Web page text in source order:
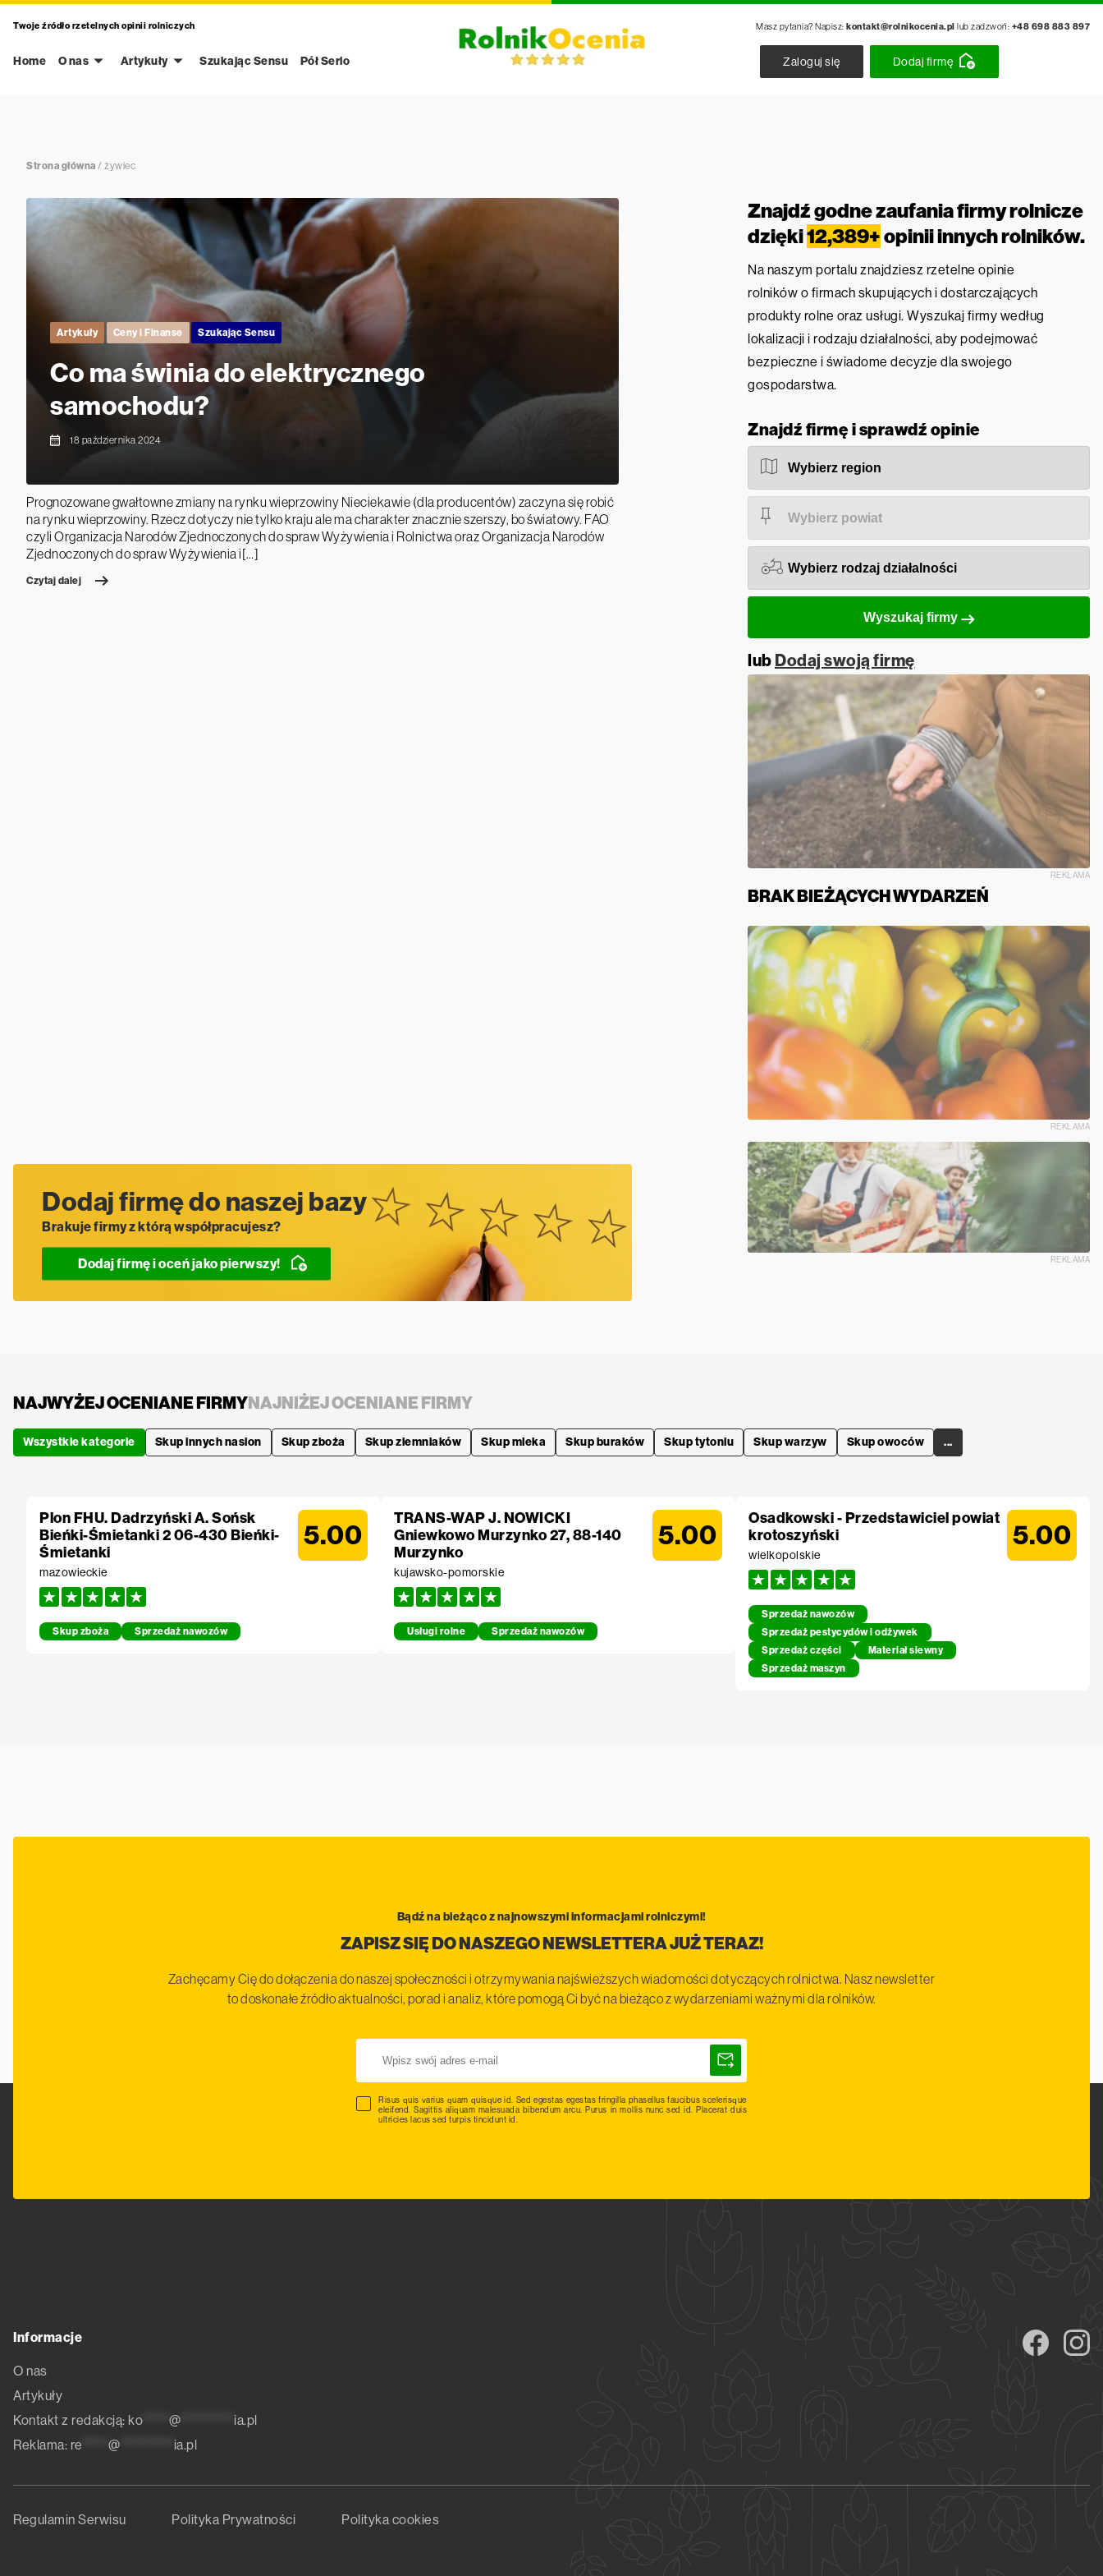
Twoje źródło rzetelnych opinii rolniczych
Home O nas Artykuły Szukając Sensu Pół Serio
Masz pytania? Napisz: kontakt@rolnikocenia.pl lub zadzwoń: +48 698 883 897
Zaloguj się Dodaj firmę
Strona główna / żywiec
Artykuły Ceny i Finanse Szukając Sensu
Co ma świnia do elektrycznego
samochodu?
18 października 2024
Prognozowane gwałtowne zmiany na rynku wieprzowiny Nieciekawie (dla producentów) zaczyna się robić
na rynku wieprzowiny. Rzecz dotyczy nie tylko kraju ale ma charakter znacznie szerszy, bo światowy. FAO
czyli Organizacja Narodów Zjednoczonych do spraw Wyżywienia i Rolnictwa oraz Organizacja Narodów
Zjednoczonych do spraw Wyżywienia i[…]
Czytaj dalej
Znajdź godne zaufania firmy rolnicze
dzięki12,389+opinii innych rolników.
Na naszym portalu znajdziesz rzetelne opinie
rolników o firmach skupujących i dostarczających
produkty rolne oraz usługi. Wyszukaj firmy według
lokalizacji i rodzaju działalności, aby podejmować
bezpieczne i świadome decyzje dla swojego
gospodarstwa.
Znajdź firmę i sprawdź opinie
Wyszukaj firmy
lub Dodaj swoją firmę
REKLAMA
BRAK BIEŻĄCYCH WYDARZEŃ
REKLAMA
Dodaj firmę do naszej bazy
Brakuje firmy z którą współpracujesz?
Dodaj firmę i oceń jako pierwszy! REKLAMA
NAJWYŻEJ OCENIANE FIRMY NAJNIŻEJ OCENIANE FIRMY
Wszystkie kategorie Skup innych nasion Skup zboża Skup ziemniaków Skup mleka Skup buraków Skup tytoniu Skup warzyw Skup owoców ...
Plon FHU. Dadrzyński A. Sońsk
Bieńki-Śmietanki 2 06-430 Bieńki-
Śmietanki
mazowieckie
Skup zboża Sprzedaż nawozów
5.00
TRANS-WAP J. NOWICKI
Gniewkowo Murzynko 27, 88-140
Murzynko
kujawsko-pomorskie
Usługi rolne Sprzedaż nawozów
5.00
Osadkowski - Przedstawiciel powiat
krotoszyński
wielkopolskie
Sprzedaż nawozów
Sprzedaż pestycydów i odżywek
Sprzedaż części
Materiał siewny
Sprzedaż maszyn
5.00
Bądź na bieżąco z najnowszymi informacjami rolniczymi!
ZAPISZ SIĘ DO NASZEGO NEWSLETTERA JUŻ TERAZ!
Zachęcamy Cię do dołączenia do naszej społeczności i otrzymywania najświeższych wiadomości dotyczących rolnictwa. Nasz newsletter
to doskonałe źródło aktualności, porad i analiz, które pomogą Ci być na bieżąco z wydarzeniami ważnymi dla rolników.
Risus quis varius quam quisque id. Sed egestas egestas fringilla phasellus faucibus scelerisque
eleifend. Sagittis aliquam malesuada bibendum arcu. Purus in mollis nunc sed id. Placerat duis
ultricies lacus sed turpis tincidunt id.
Informacje
O nas
Artykuły
Kontakt z redakcją: ko***** @
ia.pl
Reklama: re @ ia.pl
Regulamin Serwisu Polityka Prywatności Polityka cookies